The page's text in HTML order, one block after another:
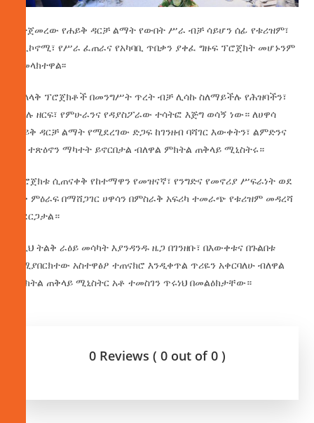
የተጀመረው የሐይቅ ዳርቻ ልማት የውበት ሥራ ብቻ ሳይሆን ሰፊ የቱሪዝም፣
የኢኮኖሚ፣ የሥራ ፈጠራና የአካባቢ ጥበቃን ያቀፈ ግዙፍ ፕሮጀክት መሆኑንም
አመላክተዋል፡፡
ታላላቅ ፕሮጀክቶች በመንግሥት ጥረት ብቻ ሊሳኩ ስለማይችሉ የሕዝባችን፣
የግሉ ዘርፍ፣ የምሁራንና የዳያስፖራው ተሳትፎ እጅግ ወሳኝ ነው። ለሀዋሳ
ሐይቅ ዳርቻ ልማት የሚደረገው ድጋፍ ከገንዘብ ባሻገር እውቀትን፣ ልምድንና
በጎ ተጽዕኖን ማካተት ይኖርበታል ብለዋል ምክትል ጠቅላይ ሚኒስትሩ።
ፕሮጀክቱ ሲጠናቀቅ የከተማዋን የመዝናኛ፣ የንግድና የመኖሪያ ሥፍራነት ወደ
ላቀ ምዕራፍ በማሸጋገር ሀዋሳን በምስራቅ አፍሪካ ተመራጭ የቱሪዝም መዳረሻ
ያደርጋታል።
ለዚህ ትልቅ ራዕይ መሳካት እያንዳንዱ ዜጋ በገንዘቡ፣ በእውቀቱና በጉልበቱ
የሚያበርክተው አስተዋፅዖ ተጠናክሮ እንዲቀጥል ጥሪዬን አቀርባለሁ ብለዋል
ምክትል ጠቅላይ ሚኒስትር አቶ ተመስገን ጥሩነህ በመልዕክታቸው።
0 Reviews ( 0 out of 0 )